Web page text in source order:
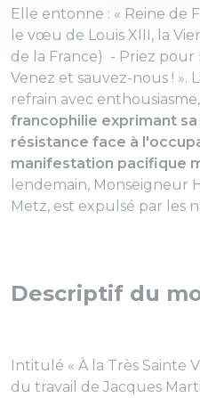
Elle entonne : « Reine de
le vœu de Louis XIII, la
de la France) - Priez pour
Venez et sauvez-nous ! ».
refrain avec
francophilie exprimant
résistance face à
manifestation pacifique
lendemain, Monseigneur
Metz, est expulsé par les
Descriptif du
Intitulé « À la Très Sainte
du travail de Jacques